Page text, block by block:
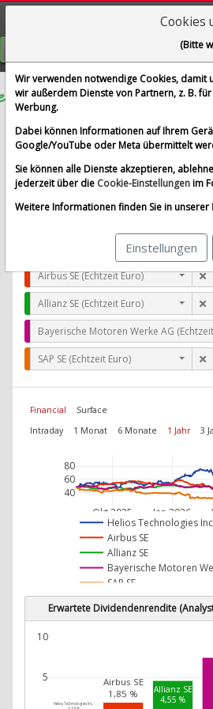
Helios Technologies
im Vergleich mit Airbus SE,
Helios Technologies Inc. (Echtzeit USD)
Airbus SE (Echtzeit Euro)
Allianz SE (Echtzeit Euro)
Bayerische Motoren Werke AG
SAP SE (Echtzeit Euro)
Financial
Surface
Intraday
1 Monat 6 Monate 1 Jahr 3
Okt 2025 Jan 2026
40
60
80
Helios Technologies
Airbus SE
Allianz SE
Bayerische Motoren
SAP SE
Erwartete Dividendenrendite
Helios Technologies Inc.
0,58 %
Airbus SE
1,85 % Allianz SE
4,55 %
5
10
Cookies
(Bitte
Wir verwenden notwendige Cookies, damit
wir außerdem Dienste von Partnern, z. B.
Werbung.
Dabei können Informationen auf Ihrem
Google/YouTube oder Meta übermittelt
Sie können alle Dienste akzeptieren,
jederzeit über die Cookie-Einstellungenim
Weitere Informationen finden Sie in unserer
Einstellungen